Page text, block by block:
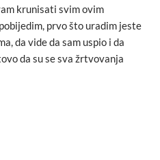
krunisati svim ovim
prvo što uradim jeste
da vide da sam uspio i da
da su se sva žrtvovanja